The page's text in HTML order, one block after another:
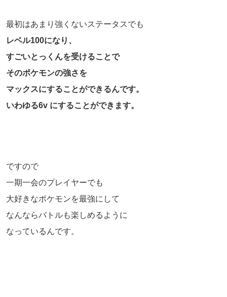
最初はあまり強くないステータスでも
レベル100になり、
すごいとっくんを受けることで
そのポケモンの強さを
マックスにすることができるんです。
いわゆる6v にすることができます。
ですので
一期一会のプレイヤーでも
大好きなポケモンを最強にして
なんならバトルも楽しめるように
なっているんです。